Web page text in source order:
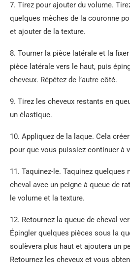
7. Tirez pour ajouter du volume.
quelques mèches de la couronne
et ajouter de la texture.
8. Tourner la pièce latérale et la
pièce latérale vers le haut, puis
cheveux. Répétez de l’autre côté.
9. Tirez les cheveux restants en
un élastique.
10. Appliquez de la laque. Cela
pour que vous puissiez continuer à
11. Taquinez-le. Taquinez quelques
cheval avec un peigne à queue de
le volume et la texture.
12. Retournez la queue de cheval
Épingler quelques pièces sous la
soulèvera plus haut et ajoutera un
Retournez les cheveux et vous